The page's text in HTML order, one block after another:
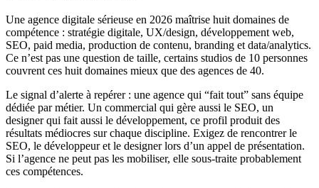
Une agence digitale sérieuse en 2026 maîtrise huit domaines de
compétence : stratégie digitale, UX/design, développement web,
SEO, paid media, production de contenu, branding et data/analytics.
Ce n’est pas une question de taille, certains studios de 10 personnes
couvrent ces huit domaines mieux que des agences de 40.
Le signal d’alerte à repérer : une agence qui “fait tout” sans équipe
dédiée par métier. Un commercial qui gère aussi le SEO, un
designer qui fait aussi le développement, ce profil produit des
résultats médiocres sur chaque discipline. Exigez de rencontrer le
SEO, le développeur et le designer lors d’un appel de présentation.
Si l’agence ne peut pas les mobiliser, elle sous-traite probablement
ces compétences.